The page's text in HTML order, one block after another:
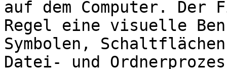
auf dem Computer.
Regel eine visuelle
Symbolen,